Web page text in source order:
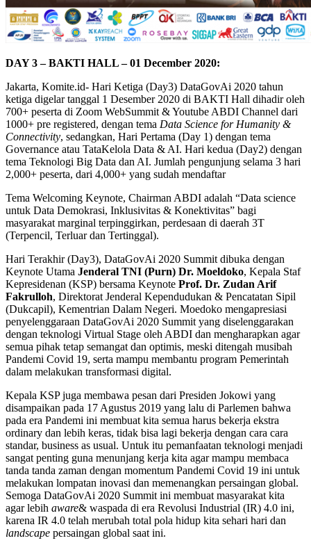
DAY 3 – BAKTI HALL – 01 December 2020:
Jakarta, Komite.id- Hari Ketiga (Day3) DataGovAi 2020 tahun
ketiga digelar tanggal 1 Desember 2020 di BAKTI Hall dihadir oleh
700+ peserta di Zoom WebSummit & Youtube ABDI Channel dari
1000+ pre registered, dengan tema Data Science for Humanity &
Connectivity, sedangkan, Hari Pertama (Day 1) dengan tema
Governance atau TataKelola Data & AI. Hari kedua (Day2) dengan
tema Teknologi Big Data dan AI. Jumlah pengunjung selama 3 hari
2,000+ peserta, dari 4,000+ yang sudah mendaftar
Tema Welcoming Keynote, Chairman ABDI adalah “Data science
untuk Data Demokrasi, Inklusivitas & Konektivitas” bagi
masyarakat marginal terpinggirkan, perdesaan di daerah 3T
(Terpencil, Terluar dan Tertinggal).
Hari Terakhir (Day3), DataGovAi 2020 Summit dibuka dengan
Keynote Utama Jenderal TNI (Purn) Dr. Moeldoko, Kepala Staf
Kepresidenan (KSP) bersama Keynote Prof. Dr. Zudan Arif
Fakrulloh, Direktorat Jenderal Kependudukan & Pencatatan Sipil
(Dukcapil), Kementrian Dalam Negeri. Moedoko mengapresiasi
penyelenggaraan DataGovAi 2020 Summit yang diselenggarakan
dengan teknologi Virtual Stage oleh ABDI dan mengharapkan agar
semua pihak tetap semangat dan optimis, meski ditengah musibah
Pandemi Covid 19, serta mampu membantu program Pemerintah
dalam melakukan transformasi digital.
Kepala KSP juga membawa pesan dari Presiden Jokowi yang
disampaikan pada 17 Agustus 2019 yang lalu di Parlemen bahwa
pada era Pandemi ini membuat kita semua harus bekerja ekstra
ordinary dan lebih keras, tidak bisa lagi bekerja dengan cara cara
standar, business as usual. Untuk itu pemanfaatan teknologi menjadi
sangat penting guna menunjang kerja kita agar mampu membaca
tanda tanda zaman dengan momentum Pandemi Covid 19 ini untuk
melakukan lompatan inovasi dan memenangkan persaingan global.
Semoga DataGovAi 2020 Summit ini membuat masyarakat kita
agar lebih aware& waspada di era Revolusi Industrial (IR) 4.0 ini,
karena IR 4.0 telah merubah total pola hidup kita sehari hari dan
landscape persaingan global saat ini.